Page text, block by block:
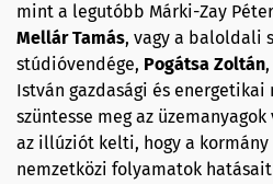
mint a legutóbb Márki-Zay
Mellár Tamás, vagy a baloldali
stúdióvendége, Pogátsa Zoltán
István gazdasági és
szüntesse meg az
az illúziót kelti, hogy a
nemzetközi folyamatok